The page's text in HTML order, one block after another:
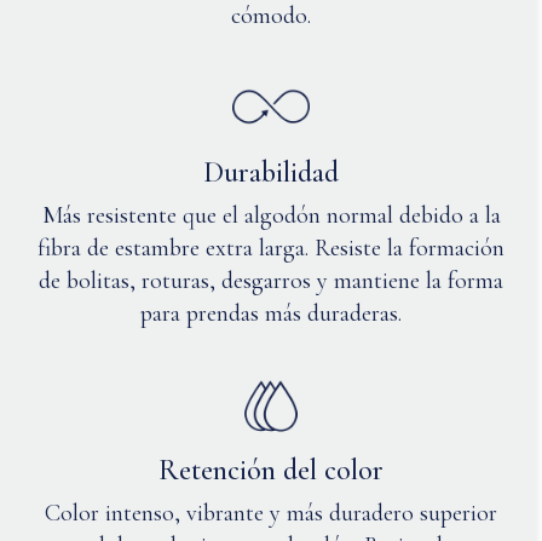
cómodo.
Durabilidad
Más resistente que el algodón normal debido a la
fibra de estambre extra larga. Resiste la formación
de bolitas, roturas, desgarros y mantiene la forma
para prendas más duraderas.
Retención del color
Color intenso, vibrante y más duradero superior